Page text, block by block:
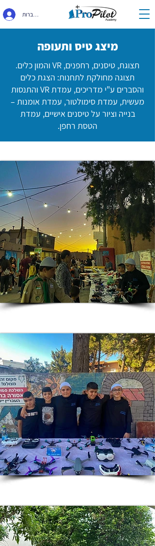
התחברות
מיצג טיס ותעופה
תצוגת, טיסנים, רחפנים, VR והמון כלים.
תצוגה מחולקת לתחנות: הצגת כלים
והסברים ע"י מדריכים, עמדת VR והתנסות
מעשית, עמדת סימולטור, עמדת אומנות –
בנייה וציור על טיסנים אישיים, עמדת
הטסת רחפן.